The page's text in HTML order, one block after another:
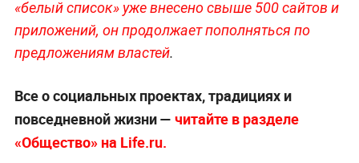
«белый список» уже внесено свыше 500 сайтов и
приложений, он продолжает пополняться по
предложениям властей.
Все о социальных проектах, традициях и
повседневной жизни — читайте в разделе
«Общество» на Life.ru.